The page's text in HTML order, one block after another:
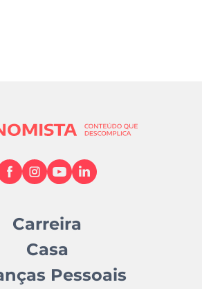
Carreira
Casa
Pessoais